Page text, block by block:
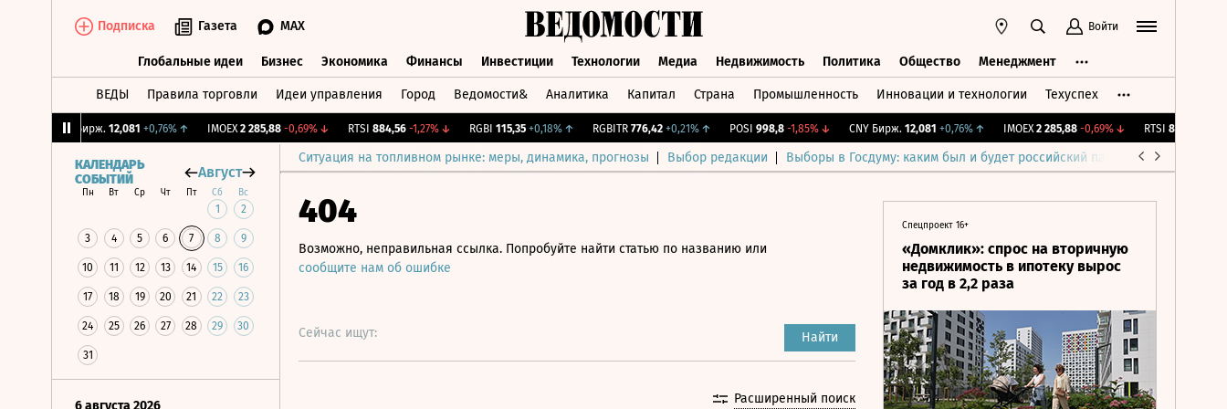
Подписка Газета MAX Войти
Глобальные идеи Бизнес Экономика Финансы Инвестиции Технологии Медиа Недвижимость Политика Общество Менеджмент
ВЕДЫ Правила торговли Идеи управления Город Ведомости& Аналитика Капитал Страна Промышленность Инновации и технологии Техуспех
CNY Бирж. 12,081 +0,76%↑ IMOEX 2 285,88 -0,69%↓ RTSI 884,56 -1,27%↓ RGBI 115,35 +0,18% ↑ RGBITR 776,42 +0,21%↑ POSI 998,8 -1,85%↓ CNY Бирж. 12,081 +0,76%↑ IMOEX 2 285,88 -0,69%↓ RTSI 884,56
Ситуация на топливном рынке: меры, динамика, прогнозы Выбор редакции Выборы в Госдуму: каким был и будет российский парламент
КАЛЕНДАРЬ
СОБЫТИЙ
Август
Пн Вт Ср Чт Пт Сб Вс
1 2
3 4 5 6 7 8 9
10 11 12 13 14 15 16
17 18 19 20 21 22 23
24 25 26 27 28 29 30
31
6 августа 2026
404
Возможно, неправильная ссылка. Попробуйте найти статью по названию или
сообщите нам об ошибке
Сейчас ищут: Найти
Расширенный поиск
Спецпроект 16+
«Домклик»: спрос на вторичную
недвижимость в ипотеку вырос
за год в 2,2 раза